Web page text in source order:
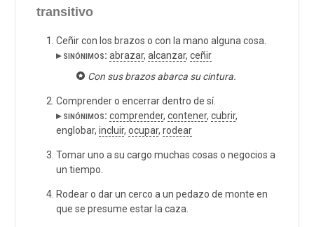
transitivo
Ceñir con los brazos o con la mano alguna cosa.
▸ sinónimos: abrazar, alcanzar, ceñir
Con sus brazos abarca su cintura.
Comprender o encerrar dentro de sí.
▸ sinónimos: comprender, contener, cubrir,
englobar, incluir, ocupar, rodear
Tomar uno a su cargo muchas cosas o negocios a
un tiempo.
Rodear o dar un cerco a un pedazo de monte en
que se presume estar la caza.